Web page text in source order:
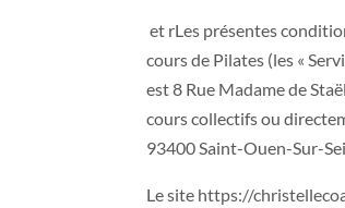
et rLes présentes
cours de Pilates (les «
est 8 Rue Madame de
cours collectifs ou
93400 Saint-Ouen-Sur-
Le site https://